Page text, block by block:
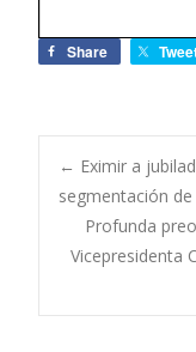
Share
← Eximir a
segmentación
Profunda
Vicepresidenta